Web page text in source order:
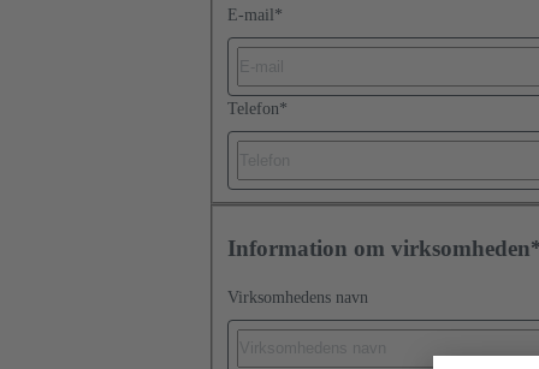
E-mail *
Telefon*
Information om
Virksomhedens navn